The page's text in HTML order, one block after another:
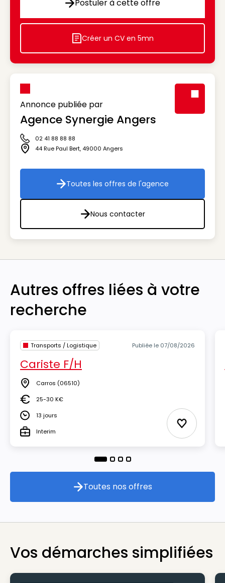
Postuler à cette offre
Postuler à cette offre
Icon decorative
Créer un CV en 5mn
Annonce publiée par
Agence Synergie Angers
Icône téléphone
02 41 88 88 88
Icône adresse
44 Rue Paul Bert, 49000 Angers
Toutes les offres de l'agence
Toutes les offres de l'agence
Nous contacter
Nous contacter
Autres offres liées à votre
recherche
Transports / Logistique Publiée le 07/08/2026
Cariste F/H
Lieu Carros (06510)
Salaire25-30 K€
Durée13 jours
TypeInterim Ajouter
Toutes nos offres
Toutes nos offres
Vos démarches simplifiées